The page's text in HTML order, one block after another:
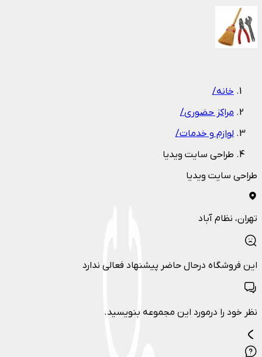
خانه/
مراکز حضوری/
لوازم و خدمات/
طراحی سایت ویدیا
طراحی سایت ویدیا
تهران، نظام آباد
این فروشگاه درحال حاضر پیشنهاد فعالی ندارد
نظر خود را درمورد این مجموعه بنویسید.